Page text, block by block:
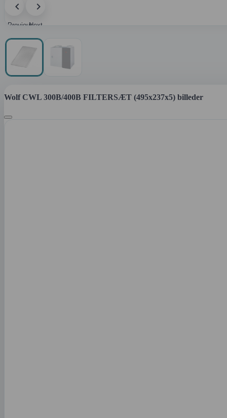
PreviousNext
Wolf CWL 300B/400B FILTERSÆT (495x237x5) billeder